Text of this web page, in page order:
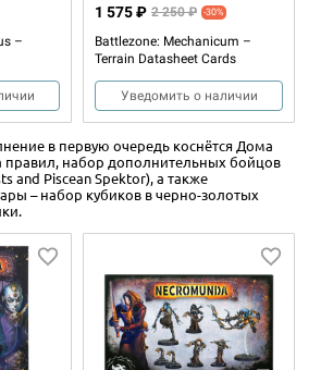
–
Battlezone: Mechanicum –
Terrain Datasheet Cards
1 575 ₽ 2 250 ₽ -30%
Уведомить о наличии
2+ 60+ 12+ Eng
9 990 ₽
в первую очередь коснётся Дома
правил, набор дополнительных бойцов
and Piscean Spektor), а также
– набор кубиков в черно-золотых